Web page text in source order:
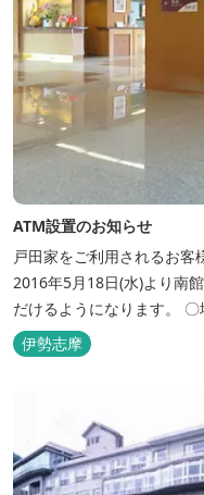
ATM設置のお知らせ
戸田家をご利用されるお客
2016年5月18日(水)より南
だけるようになります。 〇場所
convenience, ATM
be available at Todaya
伊勢志摩